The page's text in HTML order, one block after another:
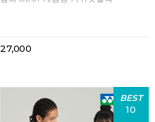
27,000
BEST
10